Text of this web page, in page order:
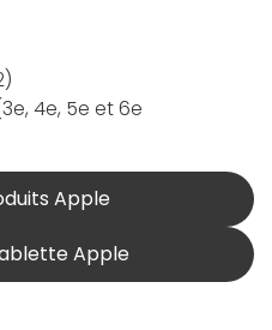
4e, 5e et 6e
Apple
Apple